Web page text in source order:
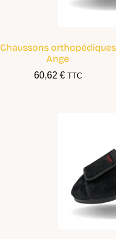
Chaussons orthopédiques
Ange
60,62 € TTC